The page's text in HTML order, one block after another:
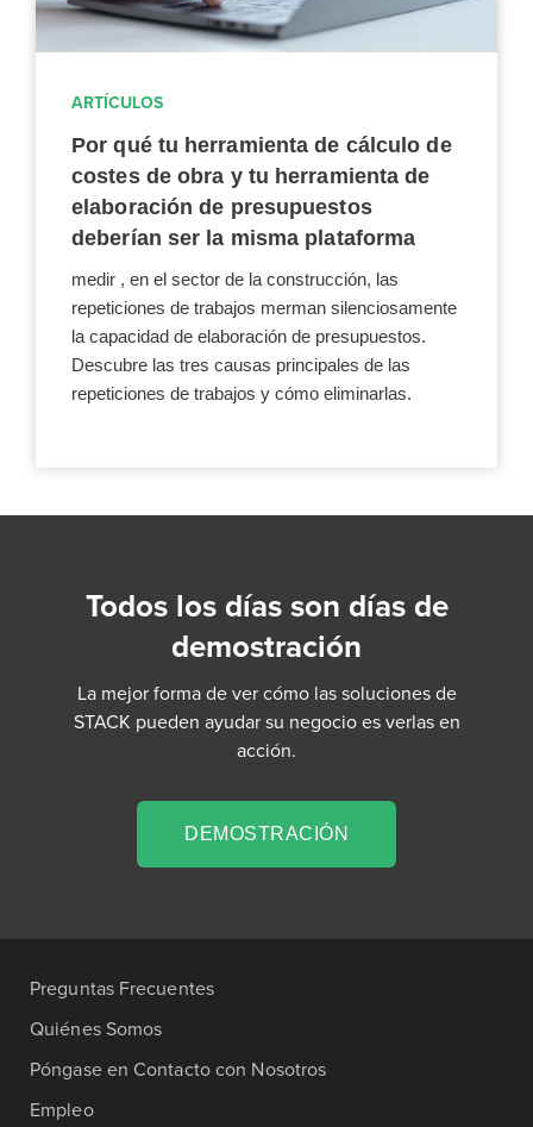
ARTÍCULOS
Por qué tu herramienta de cálculo de
costes de obra y tu herramienta de
elaboración de presupuestos
deberían ser la misma plataforma
medir , en el sector de la construcción, las
repeticiones de trabajos merman silenciosamente
la capacidad de elaboración de presupuestos.
Descubre las tres causas principales de las
repeticiones de trabajos y cómo eliminarlas.
Todos los días son días de
demostración
La mejor forma de ver cómo las soluciones de
STACK pueden ayudar su negocio es verlas en
acción.
DEMOSTRACIÓN
Preguntas Frecuentes
Quiénes Somos
Póngase en Contacto con Nosotros
Empleo